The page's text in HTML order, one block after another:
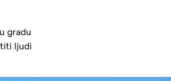
gradu
ljudi